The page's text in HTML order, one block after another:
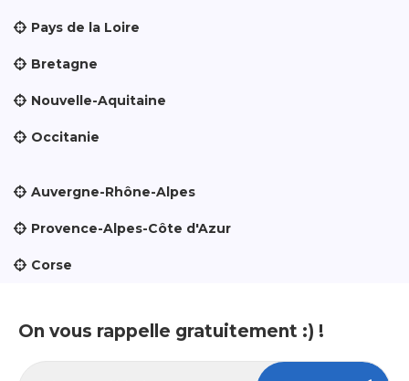
Pays de la Loire
Bretagne
Nouvelle-Aquitaine
Occitanie
Auvergne-Rhône-Alpes
Provence-Alpes-Côte d'Azur
Corse
On vous rappelle gratuitement :) !